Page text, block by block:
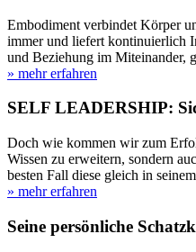
Embodiment verbindet Körper
immer und liefert kontinuierlich
und Beziehung im Miteinander,
» mehr erfahren
SELF LEADERSHIP:
Doch wie kommen wir zum
Wissen zu erweitern, sondern
besten Fall diese gleich in
» mehr erfahren
Seine persönliche